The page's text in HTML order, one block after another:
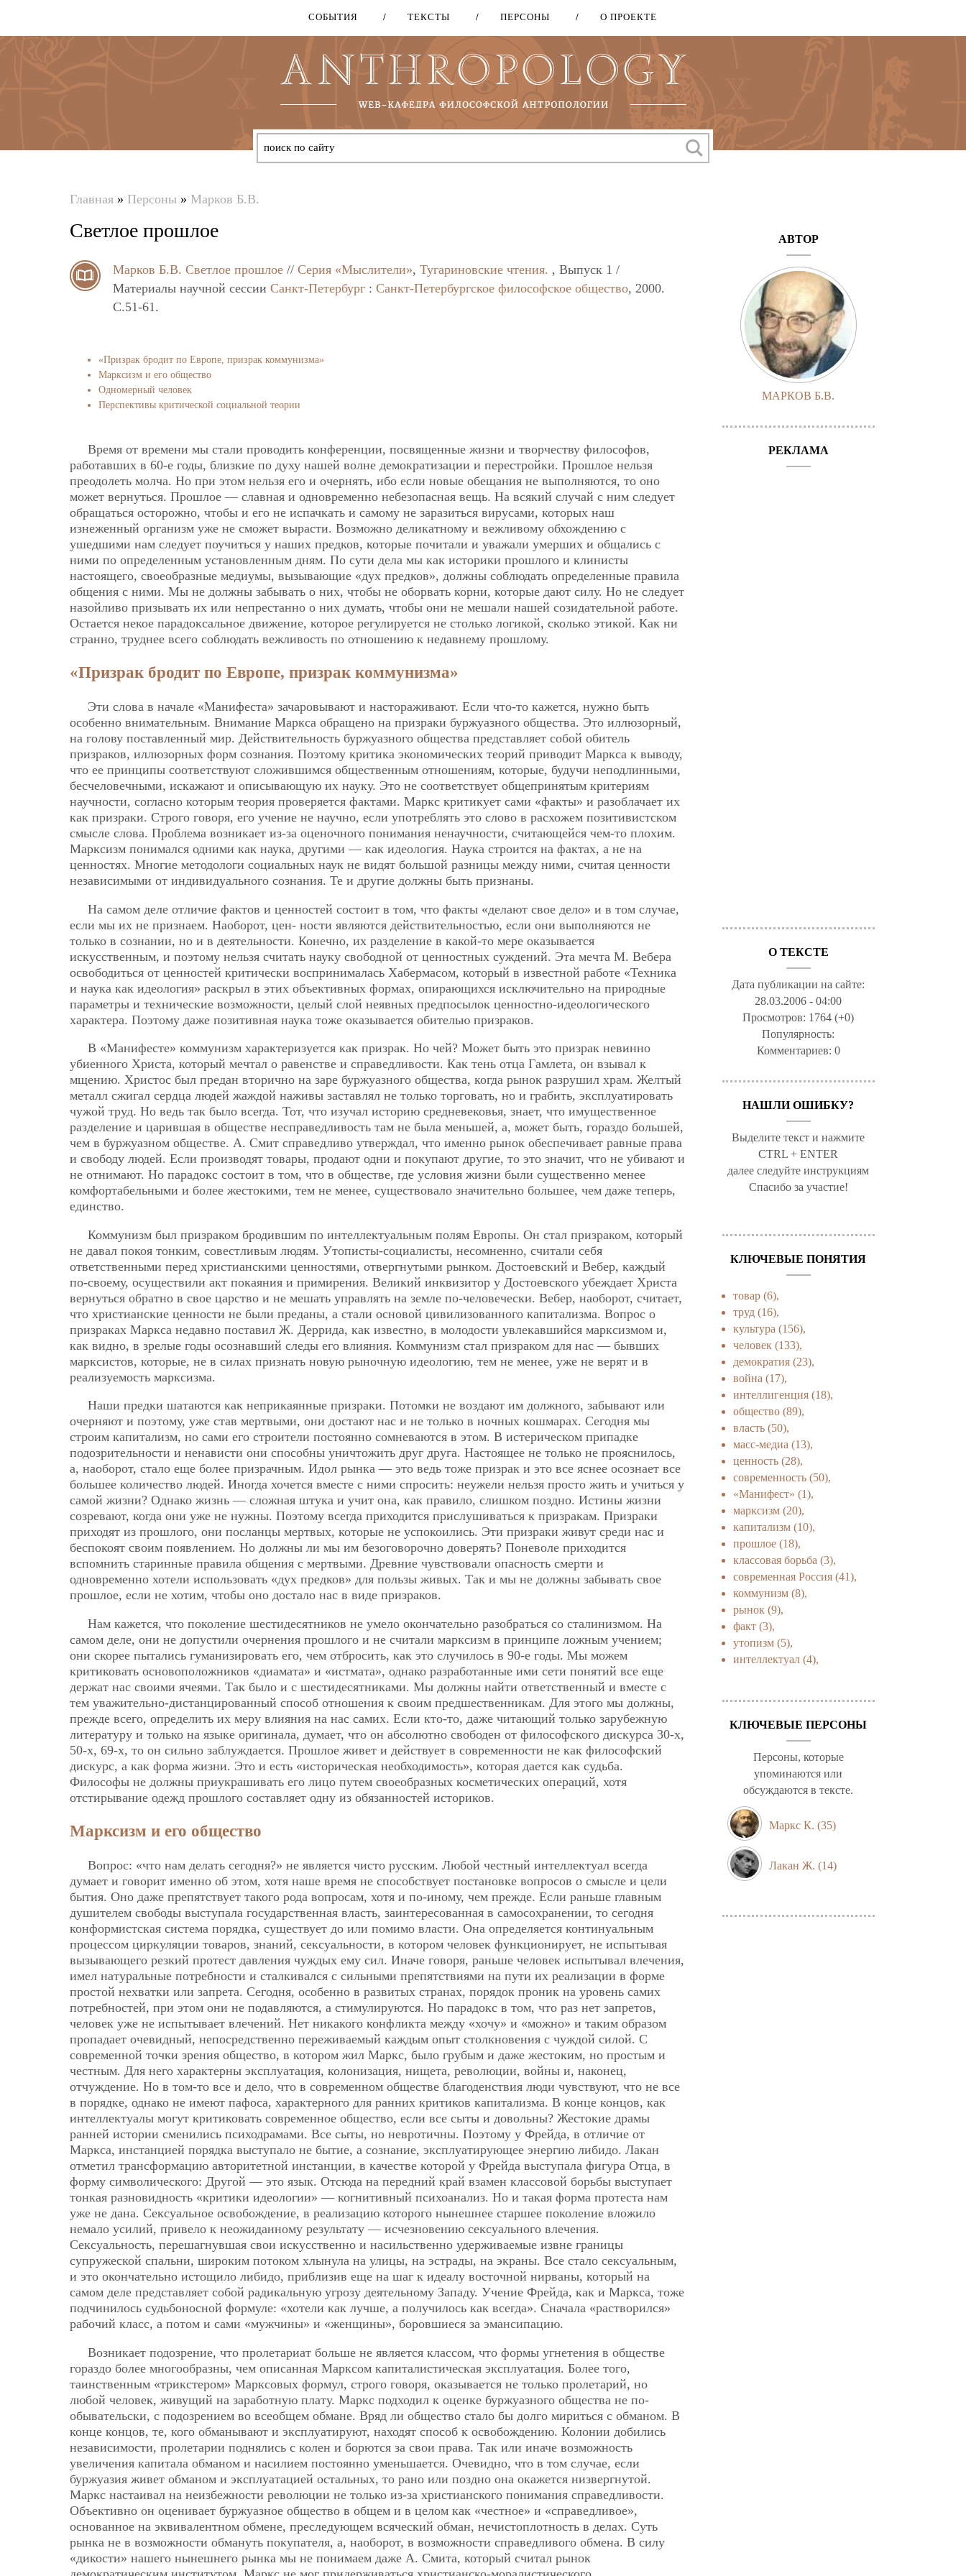
Перейти
основному
содержанию
СОБЫТИЯ ТЕКСТЫ ПЕРСОНЫ О ПРОЕКТЕ
здесь
Главная » Персоны » Марков Б.В.
Светлое прошлое
Марков Б.В. Светлое прошлое // Серия «Мыслители», Тугариновские чтения. , Выпуск 1 /
Материалы научной сессии Санкт-Петербург : Санкт-Петербургское философское общество, 2000.
C.51-61.
«Призрак бродит по Европе, призрак коммунизма»
Марксизм и его общество
Одномерный человек
Перспективы критической социальной теории
Время от времени мы стали проводить конференции, посвященные жизни и творчеству философов,
работавших в 60-е годы, близкие по духу нашей волне демократизации и перестройки. Прошлое нельзя
преодолеть молча. Но при этом нельзя его и очернять, ибо если новые обещания не выполняются, то оно
может вернуться. Прошлое — славная и одновременно небезопасная вещь. На всякий случай с ним следует
обращаться осторожно, чтобы и его не испачкать и самому не заразиться вирусами, которых наш
изнеженный организм уже не сможет вырасти. Возможно деликатному и вежливому обхождению с
ушедшими нам следует поучиться у наших предков, которые почитали и уважали умерших и общались с
ними по определенным установленным дням. По сути дела мы как историки прошлого и клинисты
настоящего, своеобразные медиумы, вызывающие «дух предков», должны соблюдать определенные правила
общения с ними. Мы не должны забывать о них, чтобы не оборвать корни, которые дают силу. Но не следует
назойливо призывать их или непрестанно о них думать, чтобы они не мешали нашей созидательной работе.
Остается некое парадоксальное движение, которое регулируется не столько логикой, сколько этикой. Как ни
странно, труднее всего соблюдать вежливость по отношению к недавнему прошлому.
«Призрак бродит по Европе, призрак коммунизма»
Эти слова в начале «Манифеста» зачаровывают и настораживают. Если что-то кажется, нужно быть
особенно внимательным. Внимание Маркса обращено на призраки буржуазного общества. Это иллюзорный,
на голову поставленный мир. Действительность буржуазного общества представляет собой обитель
призраков, иллюзорных форм сознания. Поэтому критика экономических теорий приводит Маркса к выводу,
что ее принципы соответствуют сложившимся общественным отношениям, которые, будучи неподлинными,
бесчеловечными, искажают и описывающую их науку. Это не соответствует общепринятым критериям
научности, согласно которым теория проверяется фактами. Маркс критикует сами «факты» и разоблачает их
как призраки. Строго говоря, его учение не научно, если употреблять это слово в расхожем позитивистском
смысле слова. Проблема возникает из-за оценочного понимания ненаучности, считающейся чем-то плохим.
Марксизм понимался одними как наука, другими — как идеология. Наука строится на фактах, а не на
ценностях. Многие методологи социальных наук не видят большой разницы между ними, считая ценности
независимыми от индивидуального сознания. Те и другие должны быть признаны.
На самом деле отличие фактов и ценностей состоит в том, что факты «делают свое дело» и в том случае,
если мы их не признаем. Наоборот, цен- ности являются действительностью, если они выполняются не
только в сознании, но и в деятельности. Конечно, их разделение в какой-то мере оказывается
искусственным, и поэтому нельзя считать науку свободной от ценностных суждений. Эта мечта М. Вебера
освободиться от ценностей критически воспринималась Хабермасом, который в известной работе «Техника
и наука как идеология» раскрыл в этих объективных формах, опирающихся исключительно на природные
параметры и технические возможности, целый слой неявных предпосылок ценностно-идеологического
характера. Поэтому даже позитивная наука тоже оказывается обителью призраков.
В «Манифесте» коммунизм характеризуется как призрак. Но чей? Может быть это призрак невинно
убиенного Христа, который мечтал о равенстве и справедливости. Как тень отца Гамлета, он взывал к
мщению. Христос был предан вторично на заре буржуазного общества, когда рынок разрушил храм. Желтый
металл сжигал сердца людей жаждой наживы заставлял не только торговать, но и грабить, эксплуатировать
чужой труд. Но ведь так было всегда. Тот, что изучал историю средневековья, знает, что имущественное
разделение и царившая в обществе несправедливость там не была меньшей, а, может быть, гораздо большей,
чем в буржуазном обществе. А. Смит справедливо утверждал, что именно рынок обеспечивает равные права
и свободу людей. Если производят товары, продают одни и покупают другие, то это значит, что не убивают и
не отнимают. Но парадокс состоит в том, что в обществе, где условия жизни были существенно менее
комфортабельными и более жестокими, тем не менее, существовало значительно большее, чем даже теперь,
единство.
Коммунизм был призраком бродившим по интеллектуальным полям Европы. Он стал призраком, который
не давал покоя тонким, совестливым людям. Утописты-социалисты, несомненно, считали себя
ответственными перед христианскими ценностями, отвергнутыми рынком. Достоевский и Вебер, каждый
по-своему, осуществили акт покаяния и примирения. Великий инквизитор у Достоевского убеждает Христа
вернуться обратно в свое царство и не мешать управлять на земле по-человечески. Вебер, наоборот, считает,
что христианские ценности не были преданы, а стали основой цивилизованного капитализма. Вопрос о
призраках Маркса недавно поставил Ж. Деррида, как известно, в молодости увлекавшийся марксизмом и,
как видно, в зрелые годы осознавший следы его влияния. Коммунизм стал призраком для нас — бывших
марксистов, которые, не в силах признать новую рыночную идеологию, тем не менее, уже не верят и в
реализуемость марксизма.
Наши предки шатаются как неприкаянные призраки. Потомки не воздают им должного, забывают или
очерняют и поэтому, уже став мертвыми, они достают нас и не только в ночных кошмарах. Сегодня мы
строим капитализм, но сами его строители постоянно сомневаются в этом. В истерическом припадке
подозрительности и ненависти они способны уничтожить друг друга. Настоящее не только не прояснилось,
а, наоборот, стало еще более призрачным. Идол рынка — это ведь тоже призрак и это все яснее осознает все
большее количество людей. Иногда хочется вместе с ними спросить: неужели нельзя просто жить и учиться у
самой жизни? Однако жизнь — сложная штука и учит она, как правило, слишком поздно. Истины жизни
созревают, когда они уже не нужны. Поэтому всегда приходится прислушиваться к призракам. Призраки
приходят из прошлого, они посланцы мертвых, которые не успокоились. Эти призраки живут среди нас и
беспокоят своим появлением. Но должны ли мы им безоговорочно доверять? Поневоле приходится
вспомнить старинные правила общения с мертвыми. Древние чувствовали опасность смерти и
одновременно хотели использовать «дух предков» для пользы живых. Так и мы не должны забывать свое
прошлое, если не хотим, чтобы оно достало нас в виде призраков.
Нам кажется, что поколение шестидесятников не умело окончательно разобраться со сталинизмом. На
самом деле, они не допустили очернения прошлого и не считали марксизм в принципе ложным учением;
они скорее пытались гуманизировать его, чем отбросить, как это случилось в 90-е годы. Мы можем
критиковать основоположников «диамата» и «истмата», однако разработанные ими сети понятий все еще
держат нас своими ячеями. Так было и с шестидесятниками. Мы должны найти ответственный и вместе с
тем уважительно-дистанцированный способ отношения к своим предшественникам. Для этого мы должны,
прежде всего, определить их меру влияния на нас самих. Если кто-то, даже читающий только зарубежную
литературу и только на языке оригинала, думает, что он абсолютно свободен от философского дискурса 30-х,
50-х, 69-х, то он сильно заблуждается. Прошлое живет и действует в современности не как философский
дискурс, а как форма жизни. Это и есть «историческая необходимость», которая дается как судьба.
Философы не должны приукрашивать его лицо путем своеобразных косметических операций, хотя
отстирывание одежд прошлого составляет одну из обязанностей историков.
Марксизм и его общество
Вопрос: «что нам делать сегодня?» не является чисто русским. Любой честный интеллектуал всегда
думает и говорит именно об этом, хотя наше время не способствует постановке вопросов о смысле и цели
бытия. Оно даже препятствует такого рода вопросам, хотя и по-иному, чем прежде. Если раньше главным
душителем свободы выступала государственная власть, заинтересованная в самосохранении, то сегодня
конформистская система порядка, существует до или помимо власти. Она определяется континуальным
процессом циркуляции товаров, знаний, сексуальности, в котором человек функционирует, не испытывая
вызывающего резкий протест давления чуждых ему сил. Иначе говоря, раньше человек испытывал влечения,
имел натуральные потребности и сталкивался с сильными препятствиями на пути их реализации в форме
простой нехватки или запрета. Сегодня, особенно в развитых странах, порядок проник на уровень самих
потребностей, при этом они не подавляются, а стимулируются. Но парадокс в том, что раз нет запретов,
человек уже не испытывает влечений. Нет никакого конфликта между «хочу» и «можно» и таким образом
пропадает очевидный, непосредственно переживаемый каждым опыт столкновения с чуждой силой. С
современной точки зрения общество, в котором жил Маркс, было грубым и даже жестоким, но простым и
честным. Для него характерны эксплуатация, колонизация, нищета, революции, войны и, наконец,
отчуждение. Но в том-то все и дело, что в современном обществе благоденствия люди чувствуют, что не все
в порядке, однако не имеют пафоса, характерного для ранних критиков капитализма. В конце концов, как
интеллектуалы могут критиковать современное общество, если все сыты и довольны? Жестокие драмы
ранней истории сменились психодрамами. Все сыты, но невротичны. Поэтому у Фрейда, в отличие от
Маркса, инстанцией порядка выступало не бытие, а сознание, эксплуатирующее энергию либидо. Лакан
отметил трансформацию авторитетной инстанции, в качестве которой у Фрейда выступала фигура Отца, в
форму символического: Другой — это язык. Отсюда на передний край взамен классовой борьбы выступает
тонкая разновидность «критики идеологии» — когнитивный психоанализ. Но и такая форма протеста нам
уже не дана. Сексуальное освобождение, в реализацию которого нынешнее старшее поколение вложило
немало усилий, привело к неожиданному результату — исчезновению сексуального влечения.
Сексуальность, перешагнувшая свои искусственно и насильственно удерживаемые извне границы
супружеской спальни, широким потоком хлынула на улицы, на эстрады, на экраны. Все стало сексуальным,
и это окончательно истощило либидо, приблизив еще на шаг к идеалу восточной нирваны, который на
самом деле представляет собой радикальную угрозу деятельному Западу. Учение Фрейда, как и Маркса, тоже
подчинилось судьбоносной формуле: «хотели как лучше, а получилось как всегда». Сначала «растворился»
рабочий класс, а потом и сами «мужчины» и «женщины», боровшиеся за эмансипацию.
Возникает подозрение, что пролетариат больше не является классом, что формы угнетения в обществе
гораздо более многообразны, чем описанная Марксом капиталистическая эксплуатация. Более того,
таинственным «трикстером» Марксовых формул, строго говоря, оказывается не только пролетарий, но
любой человек, живущий на заработную плату. Маркс подходил к оценке буржуазного общества не по-
обывательски, с подозрением во всеобщем обмане. Вряд ли общество стало бы долго мириться с обманом. В
конце концов, те, кого обманывают и эксплуатируют, находят способ к освобождению. Колонии добились
независимости, пролетарии поднялись с колен и борются за свои права. Так или иначе возможность
увеличения капитала обманом и насилием постоянно уменьшается. Очевидно, что в том случае, если
буржуазия живет обманом и эксплуатацией остальных, то рано или поздно она окажется низвергнутой.
Маркс настаивал на неизбежности революции не только из-за христианского понимания справедливости.
Объективно он оценивает буржуазное общество в общем и в целом как «честное» и «справедливое»,
основанное на эквивалентном обмене, преследующем всяческий обман, нечистоплотность в делах. Суть
рынка не в возможности обмануть покупателя, а, наоборот, в возможности справедливого обмена. В силу
«дикости» нашего нынешнего рынка мы не понимаем даже А. Смита, который считал рынок
АВТОР
МАРКОВ Б.В.
РЕКЛАМА
О ТЕКСТЕ
Дата публикации на сайте:
28.03.2006 - 04:00
Просмотров: 1764 (+0)
Популярность:
Комментариев: 0
НАШЛИ ОШИБКУ?
Выделите текст и нажмите
CTRL + ENTER
далее следуйте инструкциям
Спасибо за участие!
КЛЮЧЕВЫЕ ПОНЯТИЯ
товар (6),
труд (16),
культура (156),
человек (133),
демократия (23),
война (17),
интеллигенция (18),
общество (89),
власть (50),
масс-медиа (13),
ценность (28),
современность (50),
«Манифест» (1),
марксизм (20),
капитализм (10),
прошлое (18),
классовая борьба (3),
современная Россия (41),
коммунизм (8),
рынок (9),
факт (3),
утопизм (5),
интеллектуал (4),
КЛЮЧЕВЫЕ ПЕРСОНЫ
Персоны, которые
упоминаются или
обсуждаются в тексте.
Маркс К. (35)
Лакан Ж. (14)